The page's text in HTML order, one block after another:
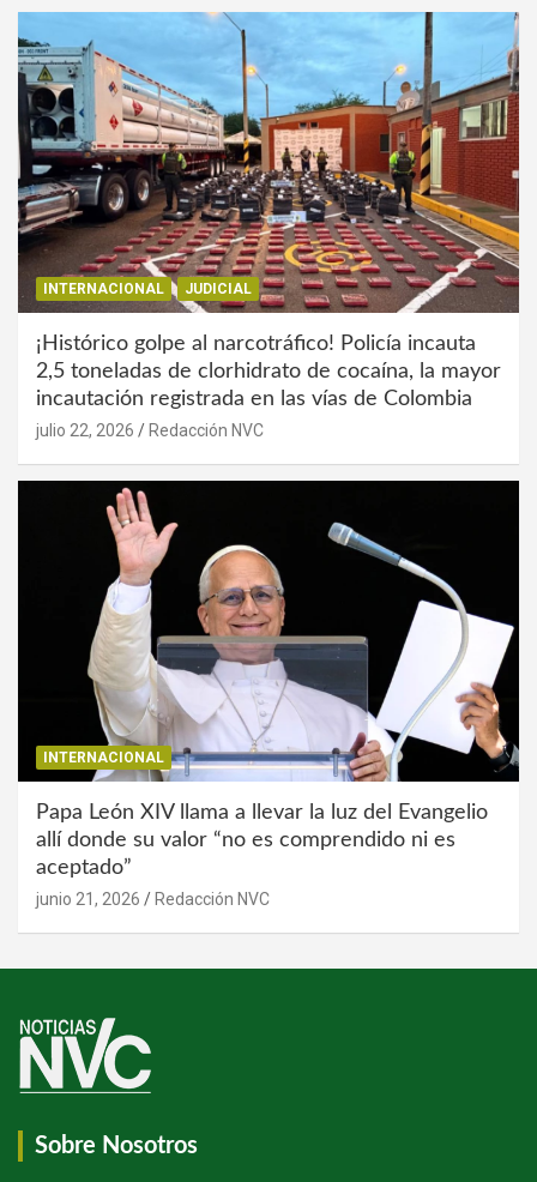
INTERNACIONAL JUDICIAL
¡Histórico golpe al narcotráfico! Policía incauta
2,5 toneladas de clorhidrato de cocaína, la mayor
incautación registrada en las vías de Colombia
julio 22, 2026 Redacción NVC
INTERNACIONAL
Papa León XIV llama a llevar la luz del Evangelio
allí donde su valor “no es comprendido ni es
aceptado”
junio 21, 2026 Redacción NVC
Sobre Nosotros